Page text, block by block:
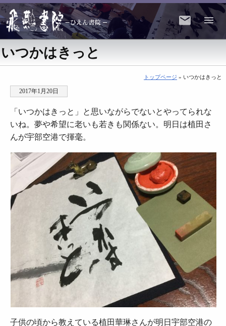
いつかはきっと
トップページ » いつかはきっと
2017年1月20日
「いつかはきっと」と思いながらでないとやってられな
いね。夢や希望に老いも若きも関係ない。明日は植田さ
んが宇部空港で揮毫。
子供の頃から教えている植田華琳さんが明日宇部空港の